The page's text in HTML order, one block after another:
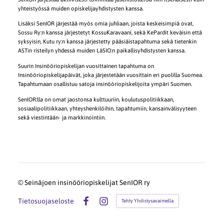
yhteistyössä muiden opiskelijayhdistysten kanssa.
Lisäksi SenIOR järjestää myös omia juhliaan, joista keskeisimpiä ovat,
Sossu Ry:n kanssa järjestetyt KossuKaravaani, sekä KePardit keväisin että
syksyisin, Kutu ry:n kanssa järjestetty pääsiäistapahtuma sekä tietenkin
ASTin risteilyn yhdessä muiden LäSIO:n paikallisyhdistysten kanssa.
Suurin Insinööriopiskelijan vuosittainen tapahtuma on
Insinööriopiskelijapäivät, joka järjestetään vuosittain eri puolilla Suomea.
Tapahtumaan osallistuu satoja insinööriopiskelijoita ympäri Suomen.
SenIOR:lla on omat jaostonsa kulttuuriin, koulutuspolitiikkaan,
sosiaalipolitiikkaan, yhteyshenkilöihin, tapahtumiin, kansainvälisyyteen
sekä viestintään- ja markkinointiin.
©Seinäjoen insinööriopiskelijat SenIOR ry
Tietosuojaseloste
Instagram
Tehty Yhdistysavaimella